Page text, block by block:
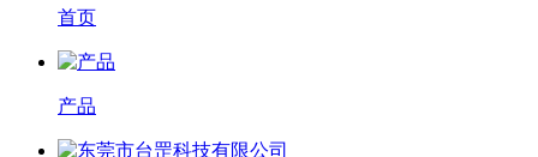
首页
产品